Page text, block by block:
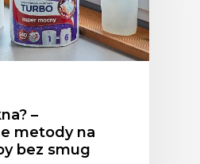
–
metody na
bez smug